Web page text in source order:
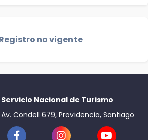
no vigente
Servicio Nacional de Turismo
Av. Condell 679, Providencia, Santiago